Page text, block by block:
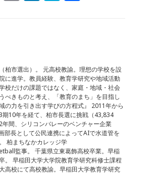
n
柏市選出）。 元高校教諭。理想の学校を設
に進学。教員経験、教育学研究や地域活動
校だけの課題ではなく、家庭・地域・社会
べきものと考え、「教育のまち」を目指し
の力を引き出す学びの方程式』 2011年から
期10年を経て、柏市長選に挑戦（43,834
年間、シリコンバレーのベンチャー企業
部長として公民連携によってAIで水道管を
柏まちなかカレッジ学
監事。 千葉県立東葛飾高校卒業。早稲
。 早稲田大学大学院教育学研究科修士課程
高校にて高校教諭。早稲田大学教育学研究